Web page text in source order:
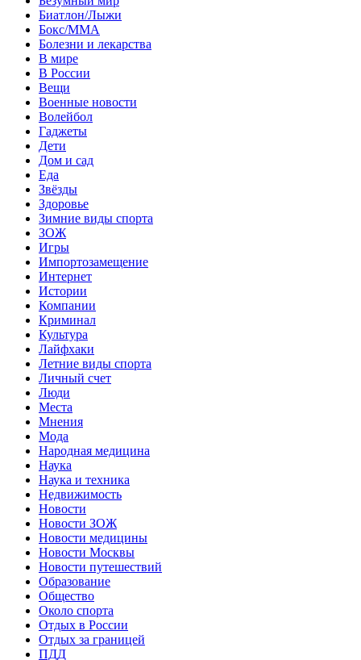
Биатлон/Лыжи
Бокс/MMA
Болезни и лекарства
В мире
В России
Вещи
Военные новости
Волейбол
Гаджеты
Дети
Дом и сад
Еда
Звёзды
Здоровье
Зимние виды спорта
ЗОЖ
Игры
Импортозамещение
Интернет
Истории
Компании
Криминал
Культура
Лайфхаки
Летние виды спорта
Личный счет
Люди
Места
Мнения
Мода
Народная медицина
Наука
Наука и техника
Недвижимость
Новости
Новости ЗОЖ
Новости медицины
Новости Москвы
Новости путешествий
Образование
Общество
Около спорта
Отдых в России
Отдых за границей
ПДД